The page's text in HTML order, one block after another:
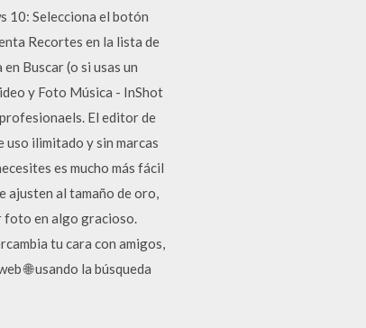
10: Selecciona el botón
Recortes en la lista de
Buscar (o si usas un
y Foto Música - InShot
El editor de
uso ilimitado y sin marcas
es mucho más fácil
ajusten al tamaño de oro,
foto en algo gracioso.
tu cara con amigos,
🌐 usando la búsqueda